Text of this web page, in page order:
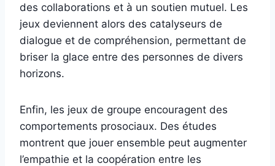
des collaborations et à un soutien mutuel. Les
jeux deviennent alors des catalyseurs de
dialogue et de compréhension, permettant de
briser la glace entre des personnes de divers
horizons.
Enfin, les jeux de groupe encouragent des
comportements prosociaux. Des études
montrent que jouer ensemble peut augmenter
l’empathie et la coopération entre les